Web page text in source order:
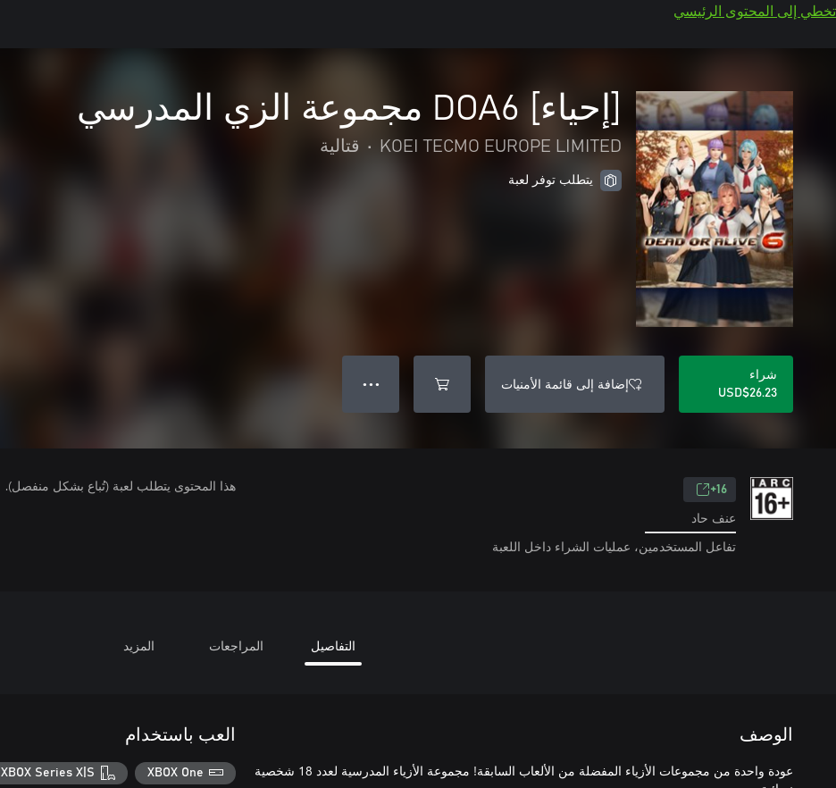
تخطي إلى المحتوى الرئيسي
[إحياء] DOA6 مجموعة الزي المدرسي
KOEI TECMO EUROPE LIMITED
• قتالية
يتطلب توفر لعبة
شراء
USD$26.23
إضافة إلى قائمة الأمنيات ● ● ●
16+
عنف حاد
تفاعل المستخدمين، عمليات الشراء داخل اللعبة
هذا المحتوى يتطلب لعبة (تُباع بشكل منفصل).
التفاصيل المراجعات المزيد
الوصف
عودة واحدة من مجموعات الأزياء المفضلة من الألعاب السابقة! مجموعة الأزياء المدرسية لعدد 18 شخصية
العب باستخدام
XBOX One
XBOX Series X|S